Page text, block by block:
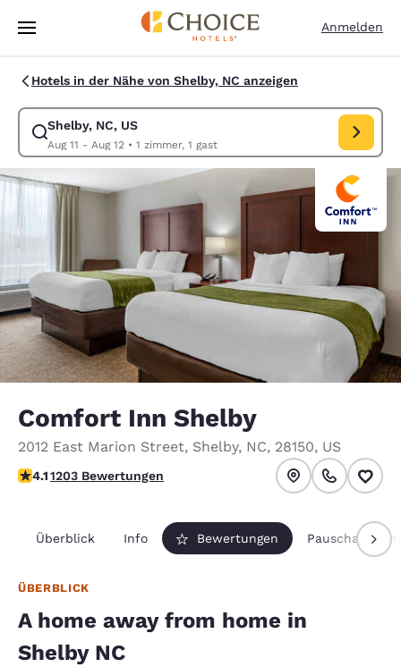
Weiter Zu Hauptinhalt
Anmelden
Hotels in der Nähe von Shelby, NC anzeigen
Shelby, NC, US
Aug 11 - Aug 12• 1 zimmer, 1 gast
Suche für Shelby, NC, US ändern. Check-in-Datum Aug 11, Check-out-
Comfort Inn Shelby
2012 East Marion Street, Shelby, NC, 28150, US
4.11-Sterne-Bewertung. Sehr gut.
4.11203 Bewertungen
Überblick Info Bewertungen
ÜBERBLICK
A home away from home in
Shelby NC